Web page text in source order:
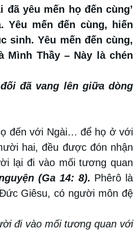
yêu mến họ đến cùng’
Yêu mến đến cùng, hiến
sinh. Yêu mến đến cùng,
Mình Thầy – Này là chén
đã vang lên giữa dòng
đến với Ngài… để họ ở với
hai, đều được đón nhận
lại đi vào mối tương quan
(Ga 14: 8). Phêrô là
Giêsu, có người môn đệ
đi vào mối tương quan với